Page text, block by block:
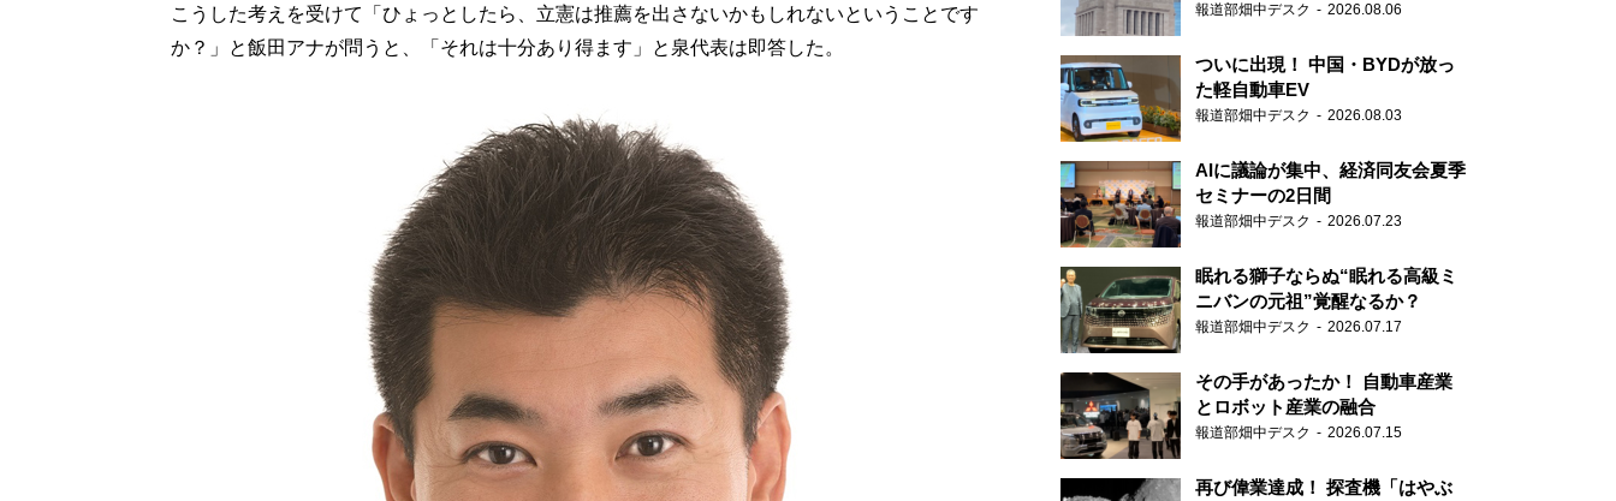
こうした考えを受けて「ひょっとしたら、立憲は推薦を出さないかもしれないということです
か？」と飯田アナが問うと、「それは十分あり得ます」と泉代表は即答した。
報道部畑中デスク 2026.08.06
ついに出現！ 中国・BYDが放っ
た軽自動車EV
報道部畑中デスク 2026.08.03
AIに議論が集中、経済同友会夏季
セミナーの2日間
報道部畑中デスク 2026.07.23
眠れる獅子ならぬ“眠れる高級ミ
ニバンの元祖”覚醒なるか？
報道部畑中デスク 2026.07.17
その手があったか！ 自動車産業
とロボット産業の融合
報道部畑中デスク 2026.07.15
再び偉業達成！ 探査機「はやぶ